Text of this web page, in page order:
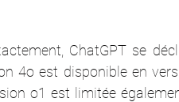
ChatGPT se
4o est disponible en
o1 est limitée